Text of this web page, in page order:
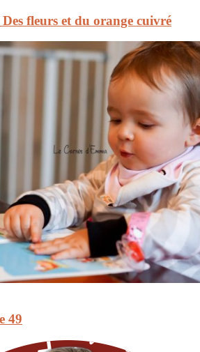
fleurs et du orange cuivré
49